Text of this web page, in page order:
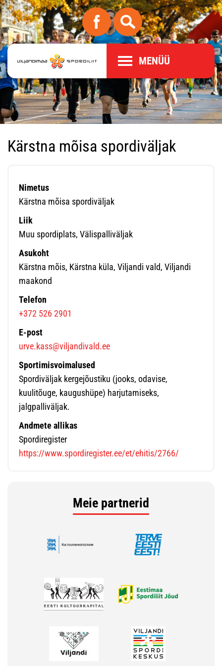
MENÜÜ
Kärstna mõisa spordiväljak
Nimetus
Kärstna mõisa spordiväljak
Liik
Muu spordiplats, Välispalliväljak
Asukoht
Kärstna mõis, Kärstna küla, Viljandi vald, Viljandi
maakond
Telefon
+372 526 2901
E-post
urve.kass@viljandivald.ee
Sportimisvoimalused
Spordiväljak kergejõustiku (jooks, odavise,
kuulitõuge, kaugushüpe) harjutamiseks,
jalgpalliväljak.
Andmete allikas
Spordiregister
https://www.spordiregister.ee/et/ehitis/2766/
Meie partnerid